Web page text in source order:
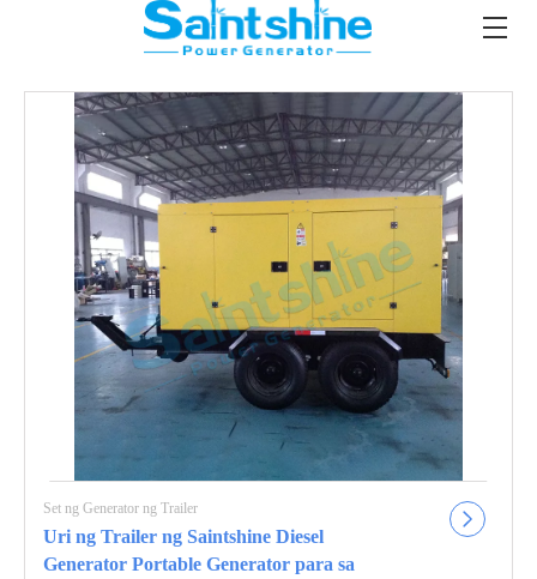
Set ng Generator ng Trailer
Uri ng Trailer ng Saintshine Diesel
Generator Portable Generator para sa